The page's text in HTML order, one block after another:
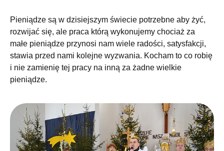
Pieniądze są w dzisiejszym świecie potrzebne aby żyć,
rozwijać się, ale praca którą wykonujemy chociaż za
małe pieniądze przynosi nam wiele radości, satysfakcji,
stawia przed nami kolejne wyzwania. Kocham to co robię
i nie zamienię tej pracy na inną za żadne wielkie
pieniądze.